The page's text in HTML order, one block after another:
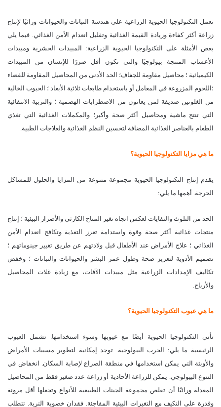
تعمل التكنولوجيا الحيوية الزراعية على هندسة النباتات والحيوانات وراثيًا لإنتاج
زراعة أكثر كفاءة وزيادة القيمة الغذائية وتقليل انعدام الأمن الغذائي. فيما يلي
بعض الأمثلة على التكنولوجيا الحيوية الزراعية: المبيدات الحشرية ومبيدات
الأعشاب المنتجة بيولوجيًا والتي تكون أقل ضررًا للإنسان من المبيدات
الكيميائية ؛ محاصيل مقاومة للجفاف؛ الحد الأدنى من المحاصيل المقاومة للفضاء
؛اللحوم المزروعة في المعامل أو باستخدام طابعات ثلاثية الأبعاد ؛ الحبوب الخالية
من الغلوتين صديقة لمن يعانون من الاضطرابات الهضمية ؛ والتربية الانتقائية
التي تنتج ماشية ومحاصيل أكثر صحة وأكبر؛ والمكملات الغذائية التي تغذي
الطعام بالعناصر الغذائية المضافة لتحسين النظم الغذائية والعلاجات الطبية.
ما هي مزايا التكنولوجيا الحيوية؟
يقدم إنتاج التكنولوجيا الحيوية مجموعة متنوعة من المزايا والحلول للمشاكل
الحرجة. أهمها ما يلي:
الحد من التلوث والنفايات لعكس اتجاه تغير المناخ الكارثي والأضرار البيئية ؛ إنتاج
منتجات غذائية أكثر صحة وقوة واستدامة تعزز التغذية وتكافح انعدام الأمن
الغذائي ؛ علاج الأمراض عند الأطفال قبل ولادتهم عن طريق تغيير جينوماتهم ؛
تصميم الأدوية لتعزيز صحة وطول عمر البشر والحيوانات والنباتات ؛ وخفض
تكاليف الإمدادات الزراعية مثل مبيدات الآفات، مع زيادة غلات المحاصيل
والأرباح.
ما هي عيوب التكنولوجيا الحيوية؟
تأتي التكنولوجيا الحيوية أيضًا مع عيوبها وسوء استخدامها. تشمل العيوب
الرئيسية ما يلي: الحرب البيولوجية. توجد إمكانية لتطوير مسببات الأمراض
والأوبئة التي يمكن استخدامها في منطقة الصراع لإصابة السكان. انخفاض في
التنوع البيولوجي. يمكن للزراعة الأحادية أو زراعة عدد صغير فقط من المحاصيل
المعدلة وراثيًا أن تقلص مجموعة الجينات الطبيعية للأنواع وتجعلها أقل مرونة
وقدرة على التكيف مع التغيرات البيئية المفاجئة. فقدان خصوبة التربة. تتطلب